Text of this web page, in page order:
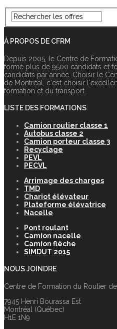
À PROPOS DE CFRM
Depuis 2005, le Centre de
formé plus de 9500 candidats et
candidats par année. Choisir le
de Montréal, c‘est choisir
formation et du transport.
LISTE DES FORMATIONS
Camion routier classe 1
Autobus classe 2
Camion porteur classe 3
Recyclage
PEVL
PECVL
Arrimage des charges
TMD
Chariot élévateur
Plateforme élévatrice
Nacelle
Pont roulant
Camion nacelle
Camion flèche
SIMDUT 2015
NOUS JOINDRE
Centre de Formation du Routier de
7945 Henri Bourassa Est
Montréal (Québec)
H1E 1N9